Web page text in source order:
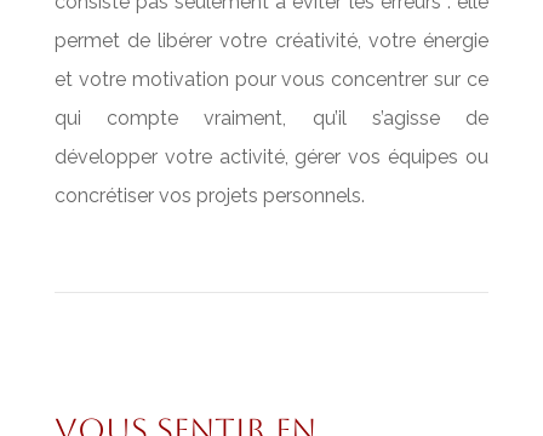
permet de libérer votre créativité, votre énergie
et votre motivation pour vous concentrer sur ce
qui compte vraiment, qu’il s’agisse de
développer votre activité, gérer vos équipes ou
concrétiser vos projets personnels.